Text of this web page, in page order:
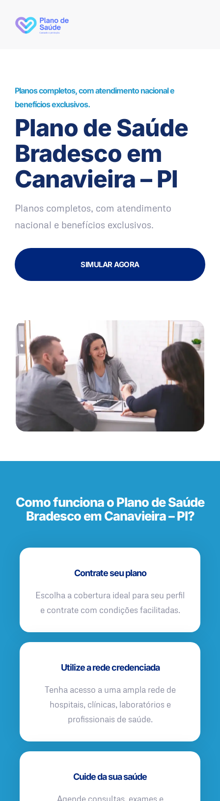
Planos completos, com atendimento nacional e
benefícios exclusivos.
Plano de Saúde
Bradesco em
Canavieira – PI
Planos completos, com atendimento
nacional e benefícios exclusivos.
SIMULAR AGORA
Como funciona o Plano de Saúde
Bradesco em Canavieira – PI?
Contrate seu plano
Escolha a cobertura ideal para seu perfil
e contrate com condições facilitadas.
Utilize a rede credenciada
Tenha acesso a uma ampla rede de
hospitais, clínicas, laboratórios e
profissionais de saúde.
Cuide da sua saúde
Agende consultas, exames e